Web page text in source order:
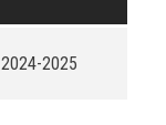
2024-2025